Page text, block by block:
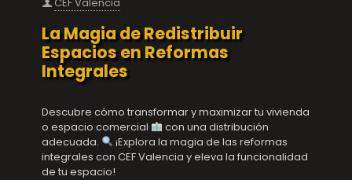
La Magia de Redistribuir
Espacios en Reformas
Integrales
Descubre cómo transformar y maximizar tu vivienda
o espacio comercial
con una distribución
adecuada.
¡Explora la magia de las reformas
integrales con CEF Valencia y eleva la funcionalidad
de tu espacio!